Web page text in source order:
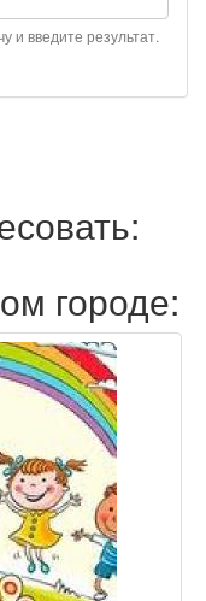
и введите результат.
городе: